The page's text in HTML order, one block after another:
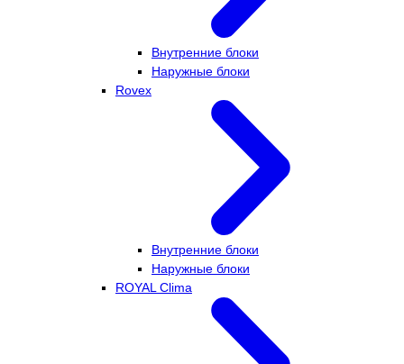
Внутренние блоки
Наружные блоки
Rovex
Внутренние блоки
Наружные блоки
ROYAL Clima